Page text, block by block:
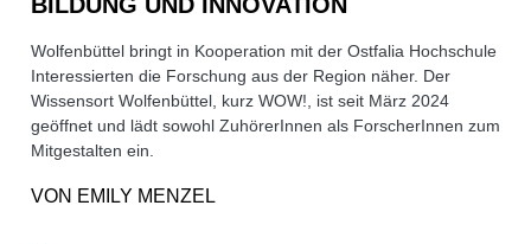
Wolfenbüttel bringt in Kooperation mit der Ostfalia Hochschule
Interessierten die Forschung aus der Region näher. Der
Wissensort Wolfenbüttel, kurz WOW!, ist seit März 2024
geöffnet und lädt sowohl ZuhörerInnen als ForscherInnen zum
Mitgestalten ein.
VON EMILY MENZEL